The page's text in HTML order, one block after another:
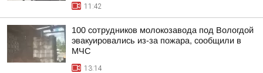
11:42
100 сотрудников молокозавода под Вологдой
эвакуировались из-за пожара, сообщили в
МЧС
13:14